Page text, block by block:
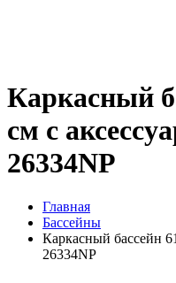
Каркасный
см с
26334NP
Главная
Бассейны
Каркасный бассейн
26334NP